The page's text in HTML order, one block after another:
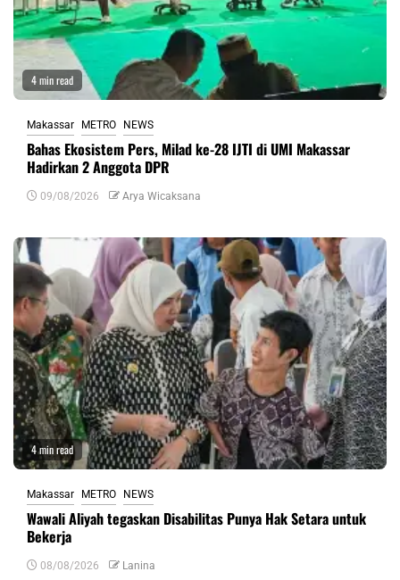
4 min read
Makassar METRO NEWS
Bahas Ekosistem Pers, Milad ke-28 IJTI di UMI Makassar
Hadirkan 2 Anggota DPR
09/08/2026 Arya Wicaksana
4 min read
Makassar METRO NEWS
Wawali Aliyah tegaskan Disabilitas Punya Hak Setara untuk
Bekerja
08/08/2026 Lanina